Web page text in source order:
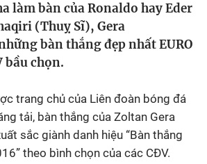
làm bàn của Ronaldo hay Eder
(Thuỵ Sĩ), Gera
bàn thắng đẹp nhất EURO
bầu chọn.
trang chủ của Liên đoàn bóng đá
tải, bàn thắng của Zoltan Gera
sắc giành danh hiệu “Bàn thắng
theo bình chọn của các CĐV.